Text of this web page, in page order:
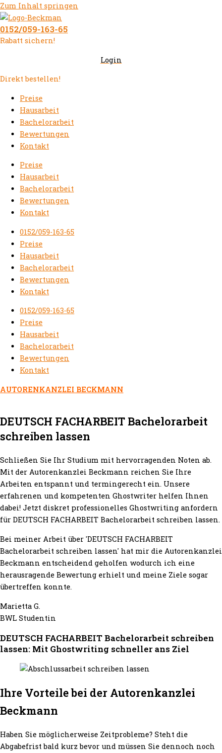
Zum Inhalt springen
0152/059-163-65
Rabatt sichern!
Login
Direkt bestellen!
Preise
Hausarbeit
Bachelorarbeit
Bewertungen
Kontakt
Preise
Hausarbeit
Bachelorarbeit
Bewertungen
Kontakt
0152/059-163-65
Preise
Hausarbeit
Bachelorarbeit
Bewertungen
Kontakt
0152/059-163-65
Preise
Hausarbeit
Bachelorarbeit
Bewertungen
Kontakt
AUTORENKANZLEI BECKMANN
DEUTSCH FACHARBEIT Bachelorarbeit
schreiben lassen
Schließen Sie Ihr Studium mit hervorragenden Noten ab.
Mit der Autorenkanzlei Beckmann reichen Sie Ihre
Arbeiten entspannt und termingerecht ein. Unsere
erfahrenen und kompetenten Ghostwriter helfen Ihnen
dabei! Jetzt diskret professionelles Ghostwriting anfordern
für DEUTSCH FACHARBEIT Bachelorarbeit schreiben lassen.
Bei meiner Arbeit über 'DEUTSCH FACHARBEIT
Bachelorarbeit schreiben lassen' hat mir die Autorenkanzlei
Beckmann entscheidend geholfen wodurch ich eine
herausragende Bewertung erhielt und meine Ziele sogar
übertreffen konnte.
Marietta G.
BWL Studentin
DEUTSCH FACHARBEIT Bachelorarbeit schreiben
lassen: Mit Ghostwriting schneller ans Ziel
Ihre Vorteile bei der Autorenkanzlei
Beckmann
Haben Sie möglicherweise Zeitprobleme? Steht die
Abgabefrist bald kurz bevor und müssen Sie dennoch noch